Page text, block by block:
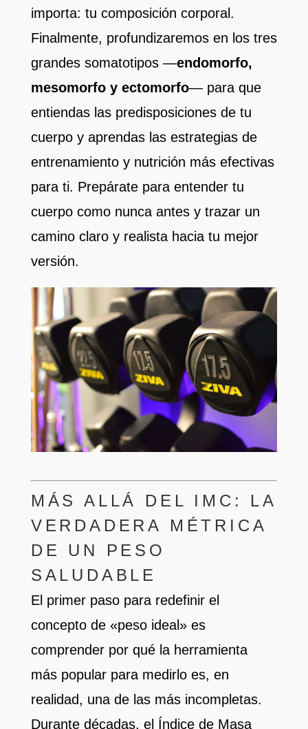
importa: tu composición corporal.
Finalmente, profundizaremos en los tres
grandes somatotipos —endomorfo,
mesomorfo y ectomorfo— para que
entiendas las predisposiciones de tu
cuerpo y aprendas las estrategias de
entrenamiento y nutrición más efectivas
para ti. Prepárate para entender tu
cuerpo como nunca antes y trazar un
camino claro y realista hacia tu mejor
versión.
MÁS ALLÁ DEL IMC: LA
VERDADERA MÉTRICA
DE UN PESO
SALUDABLE
El primer paso para redefinir el
concepto de «peso ideal» es
comprender por qué la herramienta
más popular para medirlo es, en
realidad, una de las más incompletas.
Durante décadas, el Índice de Masa